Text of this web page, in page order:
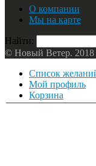
О компании
Мы на карте
Найти:
© Новый Ветер. 2018
Список
Мой профиль
Корзина
Контакты